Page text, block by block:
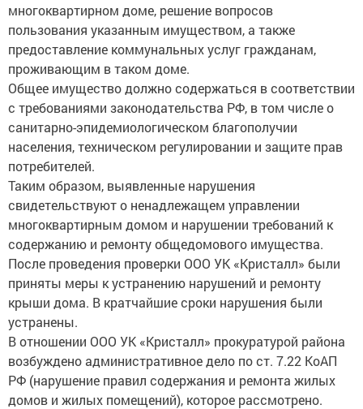
многоквартирном доме, решение вопросов
пользования указанным имуществом, а также
предоставление коммунальных услуг гражданам,
проживающим в таком доме.
Общее имущество должно содержаться в соответствии
с требованиями законодательства РФ, в том числе о
санитарно-эпидемиологическом благополучии
населения, техническом регулировании и защите прав
потребителей.
Таким образом, выявленные нарушения
свидетельствуют о ненадлежащем управлении
многоквартирным домом и нарушении требований к
содержанию и ремонту общедомового имущества.
После проведения проверки ООО УК «Кристалл» были
приняты меры к устранению нарушений и ремонту
крыши дома. В кратчайшие сроки нарушения были
устранены.
В отношении ООО УК «Кристалл» прокуратурой района
возбуждено административное дело по ст. 7.22 КоАП
РФ (нарушение правил содержания и ремонта жилых
домов и жилых помещений), которое рассмотрено.